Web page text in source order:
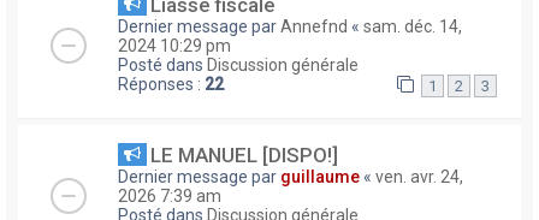
Dernier message parAnnefnd « sam. déc. 14,
2024 10:29 pm
Posté dans Discussion générale
Réponses : 22 1 2 3
LE MANUEL [DISPO!]
Dernier message par guillaume « ven. avr. 24,
2026 7:39 am
Posté dans Discussion générale